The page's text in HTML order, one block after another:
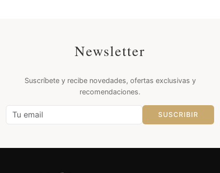
Newsletter
Suscríbete y recibe novedades, ofertas exclusivas y
recomendaciones.
SUSCRIBIR